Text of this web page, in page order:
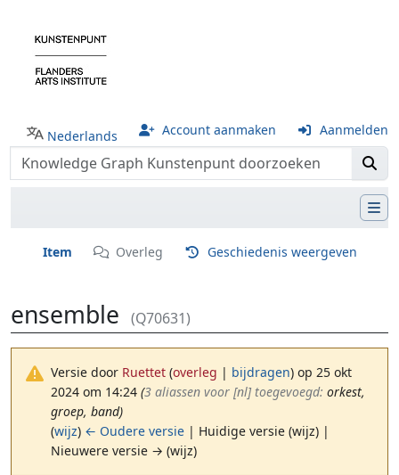
Nederlands Account aanmaken Aanmelden
Item Overleg Geschiedenis weergeven
ensemble (Q70631)
Versie door Ruettet (overleg | bijdragen) op 25 okt
2024 om 14:24 (‎3 aliassen voor [nl] toegevoegd: orkest,
groep, band)
(wijz) ← Oudere versie | Huidige versie (wijz) |
Nieuwere versie → (wijz)